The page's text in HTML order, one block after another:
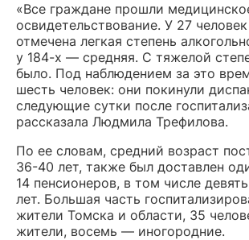
«Все граждане прошли
освидетельствование. У 27
отмечена легкая степень
у 184-х — средняя. С тяжелой
было. Под наблюдением за это
шесть человек: они покинули
следующие сутки после
рассказала Людмила Трефилова.
По ее словам, средний возраст
36-40 лет, также был доставлен
14 пенсионеров, в том числе
лет. Большая часть
жители Томска и области, 35
жители, восемь — иногородние.